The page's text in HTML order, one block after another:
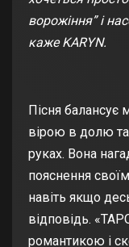
ворожіння” і
кажеKARYN.
Пісня балансує
вірою в долю
руках. Вона
пояснення
навіть якщо
відповідь.
романтикою і